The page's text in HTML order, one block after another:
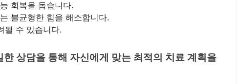
회복을 돕습니다.
불균형한 힘을 해소합니다.
될 수 있습니다.
상담을 통해 자신에게 맞는 최적의 치료 계획을